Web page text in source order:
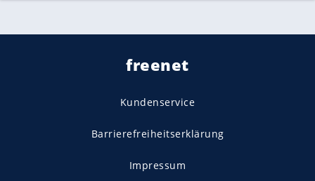
freenet
Kundenservice
Barrierefreiheitserklärung
Impressum